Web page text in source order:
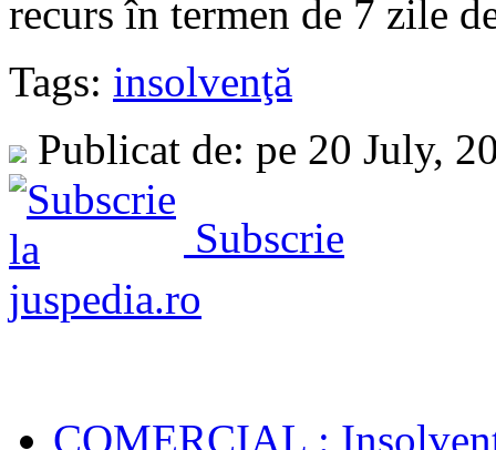
recurs în termen de 7 zile
Tags: insolvenţă
Publicat de: pe 20 July,
Subscrie
COMERCIAL :